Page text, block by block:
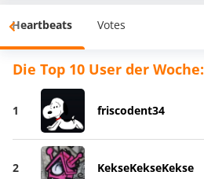
Heartbeats Votes
Die Top 10 User der Woche:
1 friscodent34
2 KekseKekseKekse